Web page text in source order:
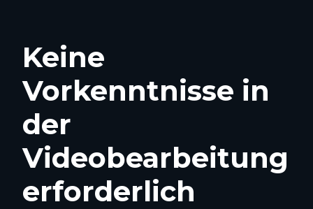
Keine
Vorkenntnisse in
der
Videobearbeitung
erforderlich